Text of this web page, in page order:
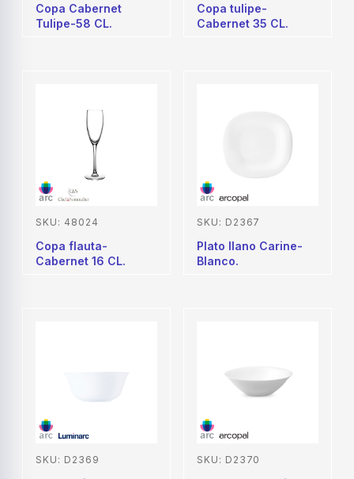
Copa Cabernet
Tulipe-58 CL.
Copa tulipe-
Cabernet 35 CL.
SKU: 48024
Copa flauta-
Cabernet 16 CL.
SKU: D2367
Plato llano Carine-
Blanco.
SKU: D2369 SKU: D2370